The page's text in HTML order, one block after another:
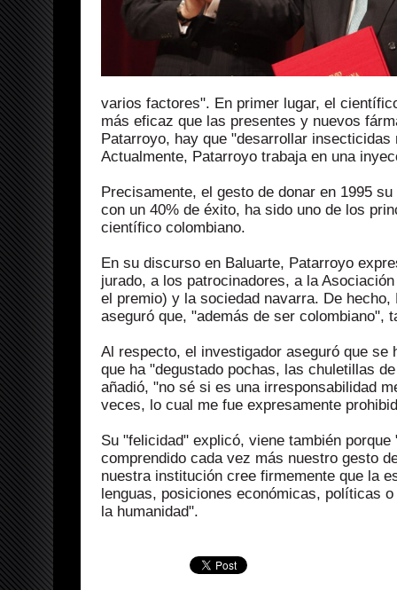
varios factores". En primer lugar, el
más eficaz que las presentes y nuevos
Patarroyo, hay que "desarrollar
Actualmente, Patarroyo trabaja en una
Precisamente, el gesto de donar en 1995
con un 40% de éxito, ha sido uno de los
científico colombiano.
En su discurso en Baluarte, Patarroyo
jurado, a los patrocinadores, a la
el premio) y la sociedad navarra. De
aseguró que, "además de ser colombiano",
Al respecto, el investigador aseguró que
que ha "degustado pochas, las chuletillas
añadió, "no sé si es una irresponsabilidad
veces, lo cual me fue expresamente
Su "felicidad" explicó, viene también
comprendido cada vez más nuestro gesto
nuestra institución cree firmemente que la
lenguas, posiciones económicas, políticas
la humanidad".